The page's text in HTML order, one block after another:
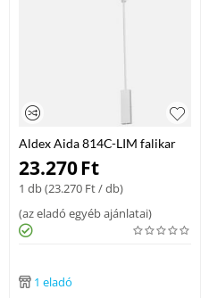
Aldex Aida 814C-LIM falikar
fehér fém 1 x max 60W E27
IP20
23.270Ft
1 db (23.270 Ft/ db)
(az eladó egyéb ajánlatai)
1 eladó